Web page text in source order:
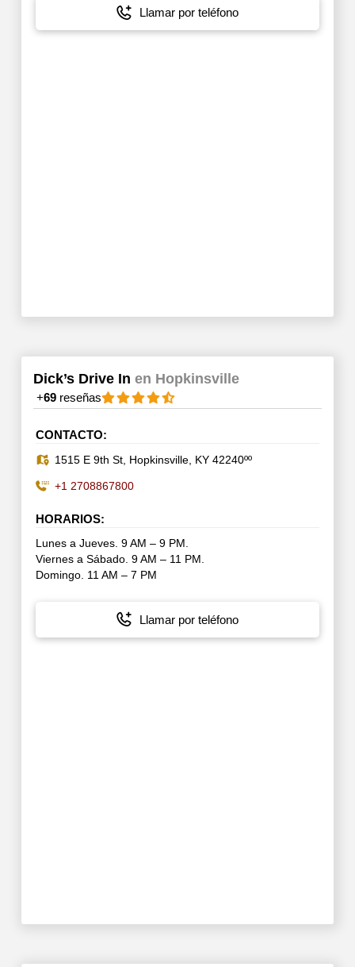
Llamar por teléfono
Dick’s Drive In en Hopkinsville
+69reseñas
CONTACTO:
1515 E 9th St, Hopkinsville, KY 42240ºº
+1 2708867800
HORARIOS:
Lunes a Jueves. 9 AM – 9 PM.
Viernes a Sábado. 9 AM – 11 PM.
Domingo. 11 AM – 7 PM
Llamar por teléfono